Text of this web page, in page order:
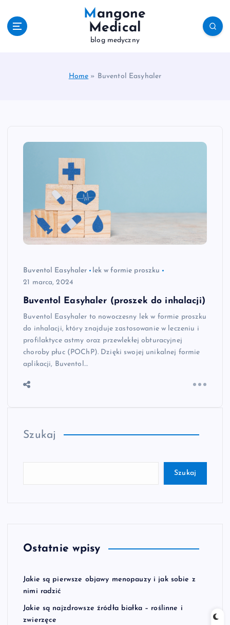
Mangone
Medical
blog medyczny
Home » Buventol Easyhaler
Buventol Easyhaler
lek w formie proszku
21 marca, 2024
Buventol Easyhaler (proszek do inhalacji)
Buventol Easyhaler to nowoczesny lek w formie proszku
do inhalacji, który znajduje zastosowanie w leczeniu i
profilaktyce astmy oraz przewlekłej obturacyjnej
choroby płuc (POChP). Dzięki swojej unikalnej formie
aplikacji, Buventol…
Szukaj
Szukaj
Ostatnie wpisy
Jakie są pierwsze objawy menopauzy i jak sobie z
nimi radzić
Jakie są najzdrowsze źródła białka – roślinne i
zwierzęce